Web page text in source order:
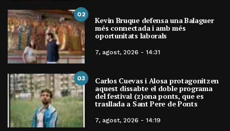
02
Kevin Bruque defensa una Balaguer
més connectada i amb més
oportunitats laborals
7, agost, 2026 - 14:31
03 Carlos Cuevas i Alosa protagonitzen
aquest dissabte el doble programa
del festival (z)ona ponts, que es
trasllada a Sant Pere de Ponts
7, agost, 2026 - 14:19